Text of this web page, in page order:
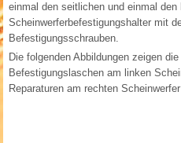
einmal den seitlichen und einmal den
Scheinwerferbefestigungshalter mit
Befestigungsschrauben.
Die folgenden Abbildungen zeigen
Befestigungslaschen am linken
Reparaturen am rechten